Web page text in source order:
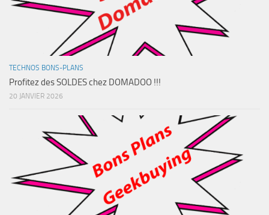
TECHNOS BONS-PLANS
Profitez des SOLDES chez DOMADOO !!!
20 JANVIER 2026